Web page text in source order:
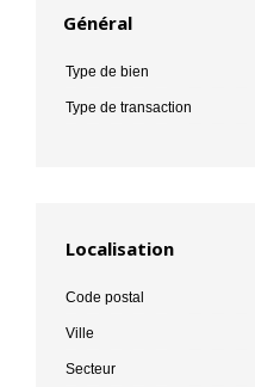
Général
Type de bien
Type de transaction
Localisation
Code postal
Ville
Secteur